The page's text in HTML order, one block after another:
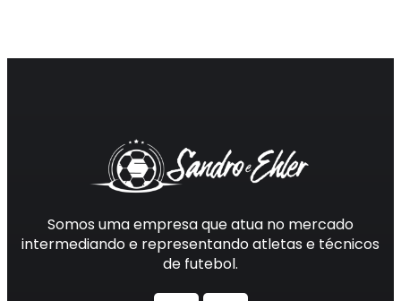
Somos uma empresa que atua no mercado
intermediando e representando atletas e técnicos
de futebol.